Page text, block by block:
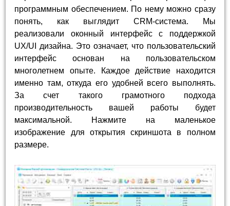
программным обеспечением. По нему можно сразу
понять, как выглядит CRM-система. Мы
реализовали оконный интерфейс с поддержкой
UX/UI дизайна. Это означает, что пользовательский
интерфейс основан на пользовательском
многолетнем опыте. Каждое действие находится
именно там, откуда его удобней всего выполнять.
За счет такого грамотного подхода
производительность вашей работы будет
максимальной. Нажмите на маленькое
изображение для открытия скриншота в полном
размере.